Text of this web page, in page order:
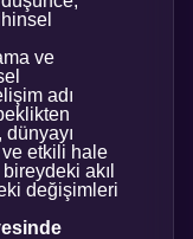
ve
adı
ve etkili hale
akıl
değişimleri